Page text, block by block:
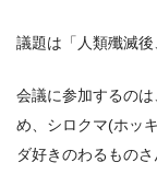
議題は「人類殲滅後
会議に参加するの
め、シロクマ(ホッ
ダ好きのわるもの